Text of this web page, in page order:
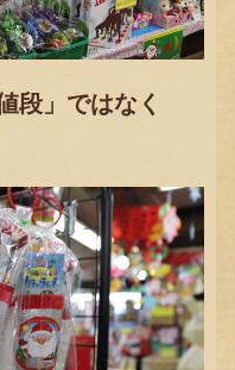
段」ではなく